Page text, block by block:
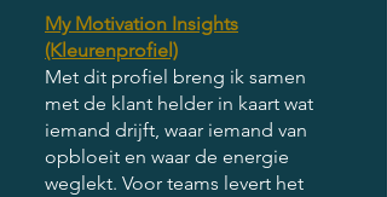
My Motivation Insights
(Kleurenprofiel)
Met dit profiel breng ik samen
met de klant helder in kaart wat
iemand drijft, waar iemand van
opbloeit en waar de energie
weglekt. Voor teams levert het